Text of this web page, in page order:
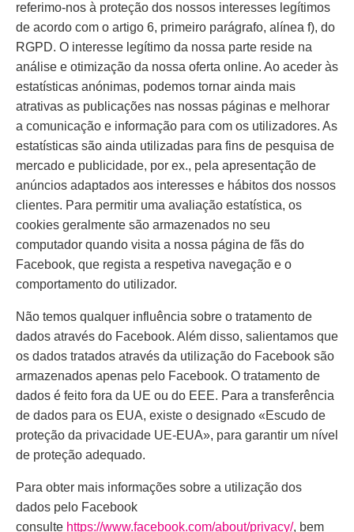
referimo-nos à proteção dos nossos interesses legítimos
de acordo com o artigo 6, primeiro parágrafo, alínea f), do
RGPD. O interesse legítimo da nossa parte reside na
análise e otimização da nossa oferta online. Ao aceder às
estatísticas anónimas, podemos tornar ainda mais
atrativas as publicações nas nossas páginas e melhorar
a comunicação e informação para com os utilizadores. As
estatísticas são ainda utilizadas para fins de pesquisa de
mercado e publicidade, por ex., pela apresentação de
anúncios adaptados aos interesses e hábitos dos nossos
clientes. Para permitir uma avaliação estatística, os
cookies geralmente são armazenados no seu
computador quando visita a nossa página de fãs do
Facebook, que regista a respetiva navegação e o
comportamento do utilizador.
Não temos qualquer influência sobre o tratamento de
dados através do Facebook. Além disso, salientamos que
os dados tratados através da utilização do Facebook são
armazenados apenas pelo Facebook. O tratamento de
dados é feito fora da UE ou do EEE. Para a transferência
de dados para os EUA, existe o designado «Escudo de
proteção da privacidade UE-EUA», para garantir um nível
de proteção adequado.
Para obter mais informações sobre a utilização dos
dados pelo Facebook
consulte https://www.facebook.com/about/privacy/, bem